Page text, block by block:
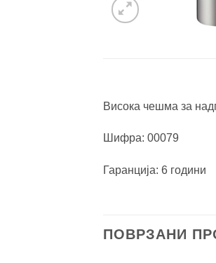
Висока чешма за
Шифра: 00079
Гаранција: 6 години
ПОВРЗАНИ